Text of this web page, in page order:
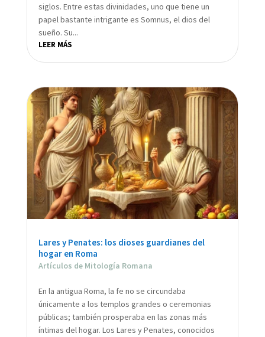
siglos. Entre estas divinidades, uno que tiene un
papel bastante intrigante es Somnus, el dios del
sueño. Su...
LEER MÁS
Lares y Penates: los dioses guardianes del
hogar en Roma
Artículos de Mitología Romana
En la antigua Roma, la fe no se circundaba
únicamente a los templos grandes o ceremonias
públicas; también prosperaba en las zonas más
íntimas del hogar. Los Lares y Penates, conocidos